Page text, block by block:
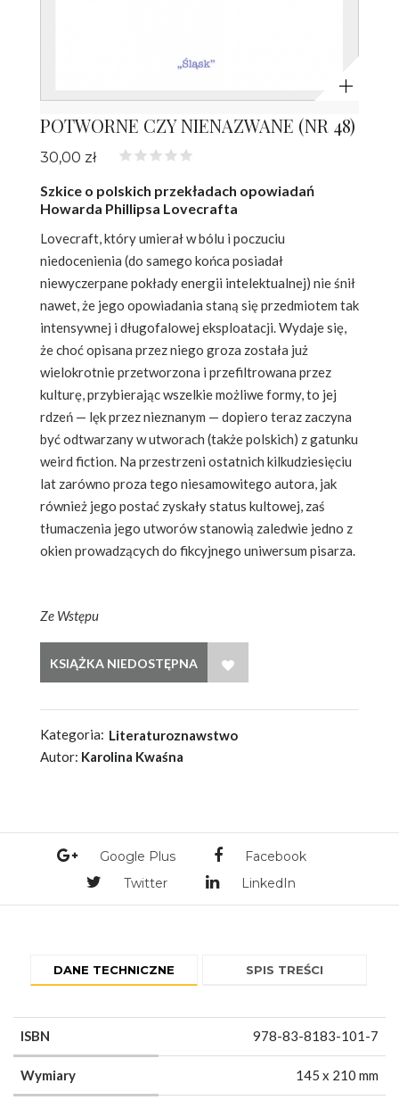
POTWORNE CZY NIENAZWANE (NR 48)
30,00 zł
Szkice o polskich przekładach opowiadań
Howarda Phillipsa Lovecrafta
Lovecraft, który umierał w bólu i poczuciu
niedocenienia (do samego końca posiadał
niewyczerpane pokłady energii intelektualnej) nie śnił
nawet, że jego opowiadania staną się przedmiotem tak
intensywnej i długofalowej eksploatacji. Wydaje się,
że choć opisana przez niego groza została już
wielokrotnie przetworzona i przefiltrowana przez
kulturę, przybierając wszelkie możliwe formy, to jej
rdzeń — lęk przez nieznanym — dopiero teraz zaczyna
być odtwarzany w utworach (także polskich) z gatunku
weird fiction. Na przestrzeni ostatnich kilkudziesięciu
lat zarówno proza tego niesamowitego autora, jak
również jego postać zyskały status kultowej, zaś
tłumaczenia jego utworów stanowią zaledwie jedno z
okien prowadzących do fikcyjnego uniwersum pisarza.
Ze Wstępu
WISH LIST
Kategoria: Literaturoznawstwo
Autor: Karolina Kwaśna
Google Plus
Facebook
Twitter
LinkedIn
DANE TECHNICZNE SPIS TREŚCI
ISBN 978-83-8183-101-7
Wymiary 145 x 210 mm